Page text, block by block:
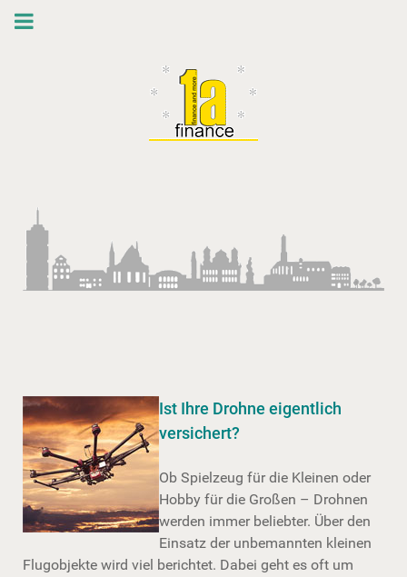
Ist Ihre Drohne eigentlich
versichert?
Ob Spielzeug für die Kleinen oder
Hobby für die Großen – Drohnen
werden immer beliebter. Über den
Einsatz der unbemannten kleinen
Flugobjekte wird viel berichtet. Dabei geht es oft um